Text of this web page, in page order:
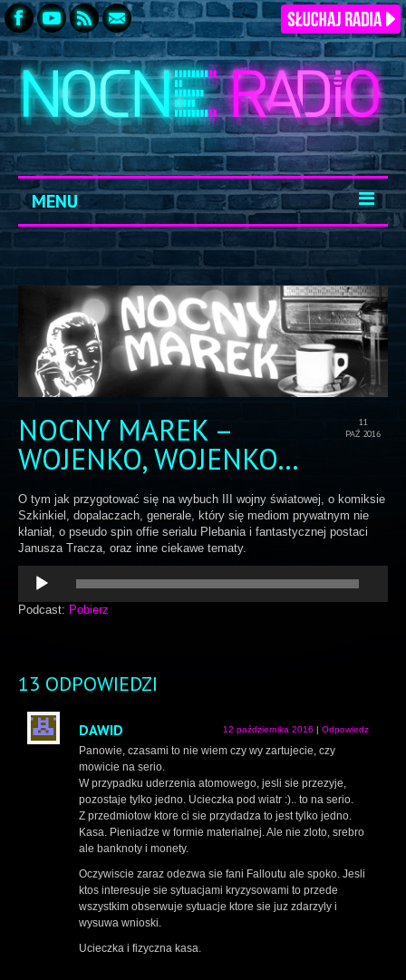
MENU
START
ARCHIWUM
KONTAKT
LOGOWANIE
11
PAŹ 2016
NOCNY MAREK –
WOJENKO, WOJENKO…
O tym jak przygotować się na wybuch III wojny światowej, o komiksie
Szkinkiel, dopalaczach, generale, który się mediom prywatnym nie
kłaniał, o pseudo spin offie serialu Plebania i fantastycznej postaci
Janusza Tracza, oraz inne ciekawe tematy.
Odtwarzacz
plików
dźwiękowych
Podcast: Pobierz
13 ODPOWIEDZI
DAWID 12 października 2016 Odpowiedz
Panowie, czasami to nie wiem czy wy zartujecie, czy
mowicie na serio.
W przypadku uderzenia atomowego, jesli sie przezyje,
pozostaje tylko jedno. Ucieczka pod wiatr :).. to na serio.
Z przedmiotow ktore ci sie przydadza to jest tylko jedno.
Kasa. Pieniadze w formie materialnej. Ale nie zloto, srebro
ale banknoty i monety.
Oczywiscie zaraz odezwa sie fani Falloutu ale spoko. Jesli
ktos interesuje sie sytuacjami kryzysowami to przede
wszystkim obserwuje sytuacje ktore sie juz zdarzyly i
wysuwa wnioski.
Ucieczka i fizyczna kasa.